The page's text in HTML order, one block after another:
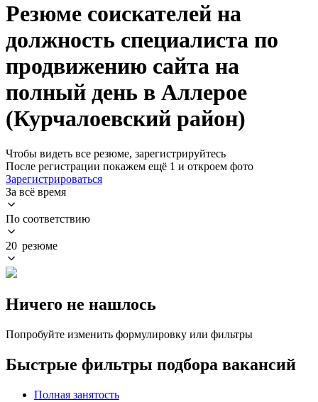
Резюме соискателей на
должность специалиста по
продвижению сайта на
полный день в Аллерое
(Курчалоевский район)
Чтобы видеть все резюме, зарегистрируйтесь
После регистрации покажем ещё 1 и откроем фото
Зарегистрироваться
За всё время
По соответствию
20 резюме
Ничего не нашлось
Попробуйте изменить формулировку или фильтры
Быстрые фильтры подбора вакансий
Полная занятость